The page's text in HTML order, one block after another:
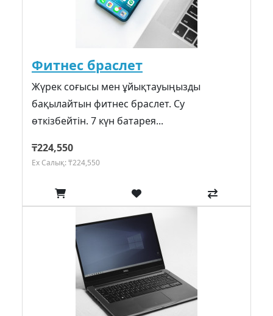
Фитнес браслет
Жүрек соғысы мен ұйықтауыңызды
бақылайтын фитнес браслет. Су
өткізбейтін. 7 күн батарея...
₸224,550
Ex Салық: ₸224,550